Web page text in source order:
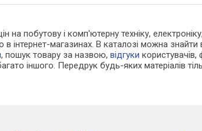
на побутову і комп'ютерну техніку,
інтернет-магазинах. В каталозі можна
, пошук товару за назвою,відгуки користувачів,
іншого. Передрук будь-яких матеріалів